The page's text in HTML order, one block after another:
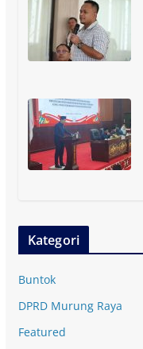
Kategori
Buntok
DPRD Murung Raya
Featured